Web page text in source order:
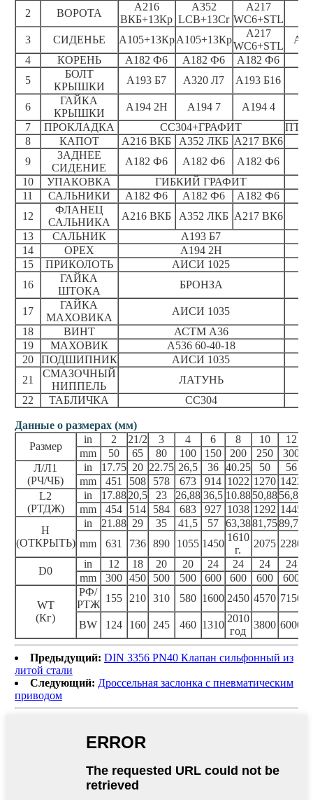
2
ВОРОТА
A216
ВКБ+13Кр
A352
LCB+13Cr
A217
WC6+STL
3 СИДЕНЬЕ А105+13КрА105+13Кр
A217
WC6+STL
4
КОРЕНЬ А182 Ф6 А182 Ф6 А182 Ф6
5
БОЛТ
КРЫШКИ
А193 Б7 А320 Л7 А193 Б16
6
ГАЙКА
КРЫШКИ
А194 2Н А194 7
А194 4
7
ПРОКЛАДКА СС304+ГРАФИТ
8
КАПОТ А216 ВКБ А352 ЛКБ А217 ВК6
9
ЗАДНЕЕ
СИДЕНИЕ
А182 Ф6 А182 Ф6
А182 Ф6
10
УПАКОВКА
ГИБКИЙ ГРАФИТ
11
САЛЬНИКИ А182 Ф6 А182 Ф6
А182 Ф6
12
ФЛАНЕЦ
САЛЬНИКА
А216 ВКБ А352 ЛКБ А217 ВК6
13
САЛЬНИК
А193 Б7
14
ОРЕХ
А194 2Н
15
ПРИКОЛОТЬ
АИСИ 1025
16
ГАЙКА
ШТОКА
БРОНЗА
17
ГАЙКА
МАХОВИКА
АИСИ 1035
18
ВИНТ
АСТМ А36
19
МАХОВИК
А536 60-40-18
20
ПОДШИПНИК
АИСИ 1035
21
СМАЗОЧНЫЙ
НИППЕЛЬ
ЛАТУНЬ
22
ТАБЛИЧКА СС304
Данные о размерах (мм)
Размер
in 2 21/2 3 4 6 8 10 12
mm
50 65 80 100 150 200 250 300
Л/Л1
(РЧ/ЧБ)
in 17.75 20 22.75 26,5 36 40.25 50 56
mm
451 508 578 673 914 1022 1270 1422
L2
(РТДЖ)
in 17.8820,5 23 26,88 36,5 10.8850,8856,88
mm
454 514 584 683 927 1038 1292 1445
H
(ОТКРЫТЬ)
in 21.88 29 35 41,5 57 63,3881,7589,75
mm
631 736 890 1055 1450
1610
г.
2075 2280
D0
in 12 18 20 20 24 24 24 24
mm
300 450 500 500 600 600 600 600
WT
(Кг)
РФ/
РТЖ
155 210 310 580 1600 2450 4570 7150
BW 124 160 245 460 1310
2010
год
3800 6000
Предыдущий: DIN 3356 PN40 Клапан сильфонный из
литой стали
Следующий: Дроссельная заслонка с пневматическим
приводом